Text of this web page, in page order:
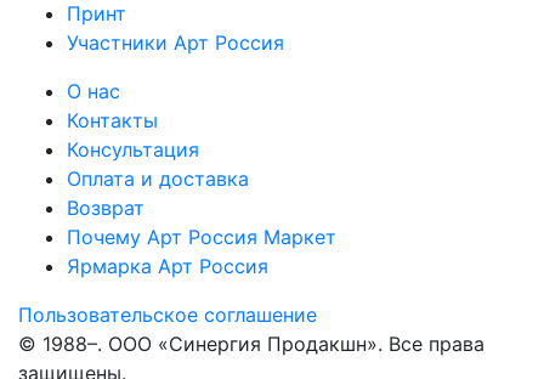
Принт
Участники Арт Россия
О нас
Контакты
Консультация
Оплата и доставка
Возврат
Почему Арт Россия Маркет
Ярмарка Арт Россия
Пользовательское соглашение
© 1988–. ООО «Синергия Продакшн». Все права
защищены.